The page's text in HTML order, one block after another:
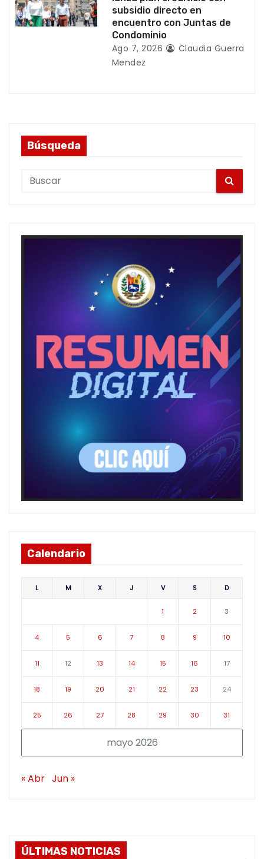
subsidio directo en
encuentro con Juntas de
Condominio
Ago 7, 2026
Claudia Guerra
Mendez
Búsqueda
c
Calendario
mayo 2026
L M X J V S D
1 2 3
4 5 6 7 8 9 10
11 12 13 14 15 16 17
18 19 20 21 22 23 24
25 26 27 28 29 30 31
« Abr Jun »
ÚLTIMAS NOTICIAS